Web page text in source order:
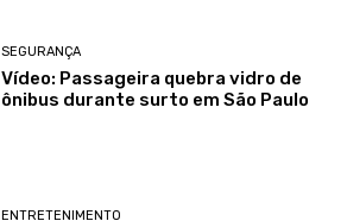
SEGURANÇA
Vídeo: Passageira quebra vidro de
ônibus durante surto em São Paulo
ENTRETENIMENTO